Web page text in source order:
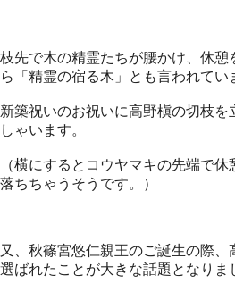
枝先で木の精霊たちが腰かけ、休
ら「精霊の宿る木」とも言われてい
新築祝いのお祝いに高野槇の切枝を
しゃいます。
（横にするとコウヤマキの先端で
落ちちゃうそうです。）
又、秋篠宮悠仁親王のご誕生の際、
選ばれたことが大きな話題となりま